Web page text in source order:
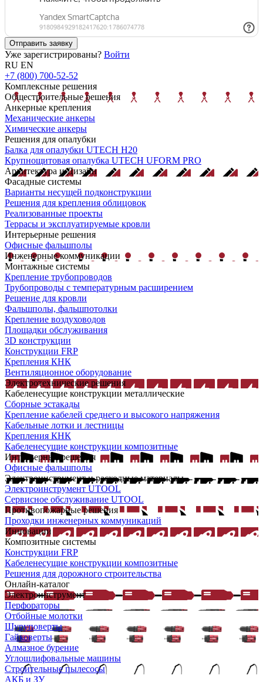
Отправить заявку
Уже зарегистрированы? Войти
RU EN
+7 (800) 700-52-52
Комплексные решения
Общестроительные решения
Анкерные крепления
Механические анкеры
Химические анкеры
Решения для опалубки
Балка для опалубки UTECH H20
Крупнощитовая опалубка UTECH UFORM PRO
Архитектура и Дизайн
Фасадные системы
Варианты несущей подконструкции
Решения для крепления облицовок
Реализованные проекты
Террасы и эксплуатируемые кровли
Интерьерные решения
Офисные фальшполы
Инженерные коммуникации
Монтажные системы
Крепление трубопроводов
Трубопроводы с температурным расширением
Решение для кровли
Фальшполы, фальшпотолки
Крепление воздуховодов
Площадки обслуживания
3D конструкции
Конструкции FRP
Крепления КНК
Вентиляционное оборудование
Электротехнические решения
Кабеленесущие конструкции металлические
Сборные эстакады
Крепление кабелей среднего и высокого напряжения
Кабельные лотки и лестницы
Крепления КНК
Кабеленесущие конструкции композитные
Интерьерные решения
Офисные фальшполы
Электроинструмент и расходные материалы
Электроинструмент UTOOL
Сервисное обслуживание UTOOL
Противопожарные решения
Проходки инженерных коммуникаций
Инновации
Композитные системы
Конструкции FRP
Кабеленесущие конструкции композитные
Решения для дорожного строительства
Онлайн-каталог
Электроинструмент
Перфораторы
Отбойные молотки
Шуруповерты
Гайковерты
Алмазное бурение
Углошлифовальные машины
Строительные пылесосы
АКБ и ЗУ